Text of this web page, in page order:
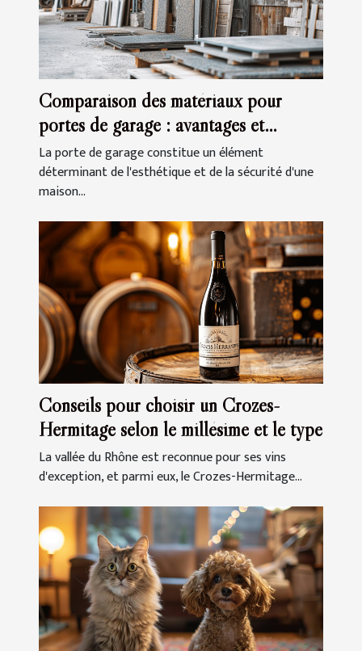
Comparaison des matériaux pour
portes de garage : avantages et
inconvénients
La porte de garage constitue un élément
déterminant de l'esthétique et de la sécurité d'une
maison...
Conseils pour choisir un Crozes-
Hermitage selon le millésime et le type
La vallée du Rhône est reconnue pour ses vins
d'exception, et parmi eux, le Crozes-Hermitage...